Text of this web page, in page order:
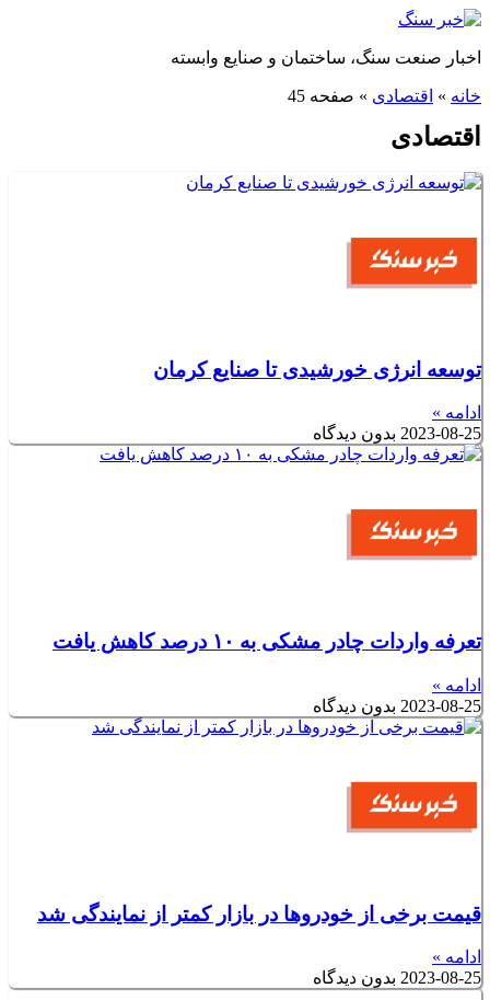
پرش
محتوا
اخبار صنعت سنگ، ساختمان و صنایع وابسته
خانه » اقتصادی » صفحه 45
اقتصادی
توسعه انرژی خورشیدی تا صنایع کرمان
ادامه »
2023-08-25 بدون دیدگاه
تعرفه واردات چادر مشکی به ۱۰ درصد کاهش یافت
ادامه »
2023-08-25 بدون دیدگاه
قیمت برخی از خودروها در بازار کمتر از نمایندگی شد
ادامه »
2023-08-25 بدون دیدگاه